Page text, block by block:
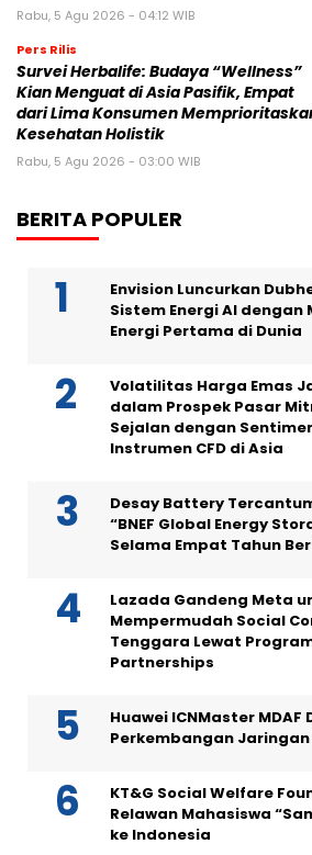
Rabu, 5 Agu 2026 - 04:12 WIB
Pers Rilis
Survei Herbalife: Budaya “Wellness”
Kian Menguat di Asia Pasifik, Empat
dari Lima Konsumen
Kesehatan Holistik
Rabu, 5 Agu 2026 - 03:00 WIB
BERITA POPULER
Envision Luncurkan
Sistem Energi AI dengan
Energi Pertama di Dunia
Volatilitas Harga Emas
dalam Prospek Pasar
Sejalan dengan
Instrumen CFD di Asia
Desay Battery
“BNEF Global Energy
Selama Empat Tahun
Lazada Gandeng Meta
Mempermudah Social
Tenggara Lewat
Partnerships
Huawei ICNMaster MDAF
Perkembangan Jaringan
KT&G Social Welfare
Relawan Mahasiswa
ke Indonesia